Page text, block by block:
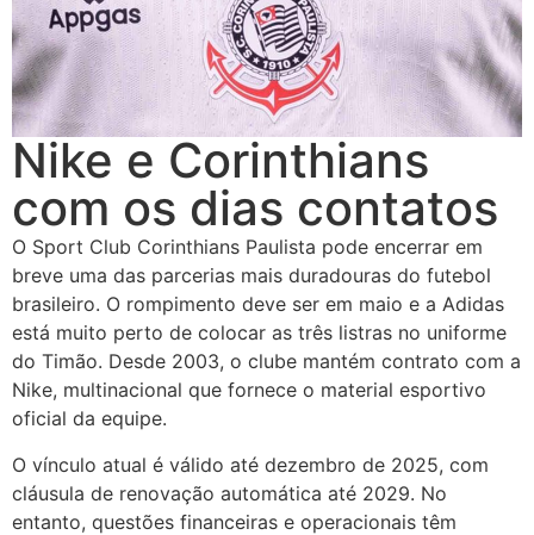
Nike e Corinthians
com os dias contatos
O Sport Club Corinthians Paulista pode encerrar em
breve uma das parcerias mais duradouras do futebol
brasileiro. O rompimento deve ser em maio e a Adidas
está muito perto de colocar as três listras no uniforme
do Timão. Desde 2003, o clube mantém contrato com a
Nike, multinacional que fornece o material esportivo
oficial da equipe.
O vínculo atual é válido até dezembro de 2025, com
cláusula de renovação automática até 2029. No
entanto, questões financeiras e operacionais têm